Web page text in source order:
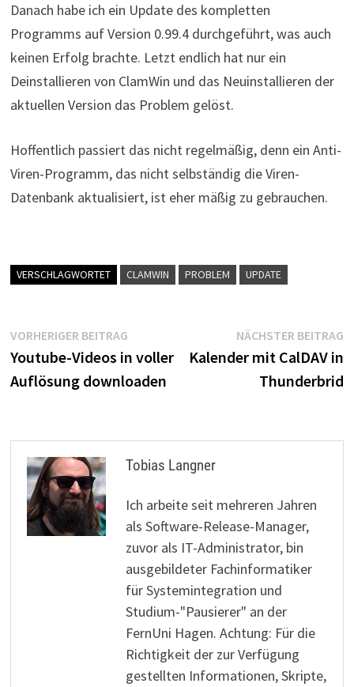
Danach habe ich ein Update des kompletten
Programms auf Version 0.99.4 durchgeführt, was auch
keinen Erfolg brachte. Letzt endlich hat nur ein
Deinstallieren von ClamWin und das Neuinstallieren der
aktuellen Version das Problem gelöst.
Hoffentlich passiert das nicht regelmäßig, denn ein Anti-
Viren-Programm, das nicht selbständig die Viren-
Datenbank aktualisiert, ist eher mäßig zu gebrauchen.
VERSCHLAGWORTET CLAMWIN PROBLEM UPDATE
Beitragsnavigation
VORHERIGER BEITRAGVorheriger
Beitrag:
Youtube-Videos in voller
Auflösung downloaden
NÄCHSTER BEITRAG
Kalender mit CalDAV in
Thunderbrid
Tobias Langner
Ich arbeite seit mehreren Jahren
als Software-Release-Manager,
zuvor als IT-Administrator, bin
ausgebildeter Fachinformatiker
für Systemintegration und
Studium-"Pausierer" an der
FernUni Hagen. Achtung: Für die
Richtigkeit der zur Verfügung
gestellten Informationen, Skripte,